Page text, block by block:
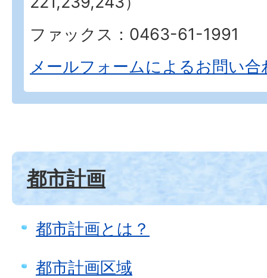
ファックス：0463-61-1991
メールフォームによるお問い合
都市計画
都市計画とは？
都市計画区域